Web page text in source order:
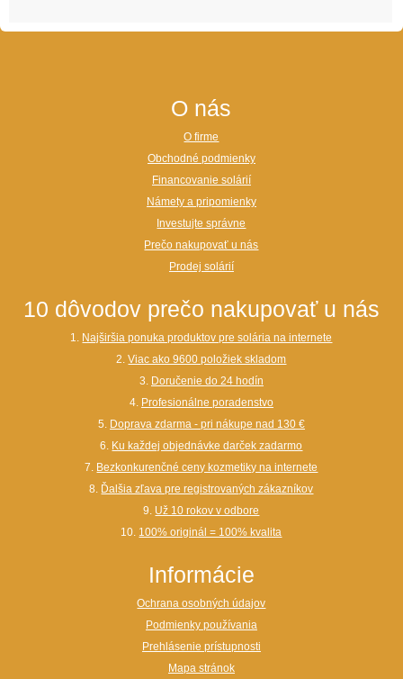
O nás
O firme
Obchodné podmienky
Financovanie solárií
Námety a pripomienky
Investujte správne
Prečo nakupovať u nás
Prodej solárií
10 dôvodov prečo nakupovať u nás
1. Najširšia ponuka produktov pre solária na internete
2.Viac ako 9600 položiek skladom
3. Doručenie do 24 hodín
4. Profesionálne poradenstvo
5. Doprava zdarma - pri nákupe nad 130 €
6. Ku každej objednávke darček zadarmo
7. Bezkonkurenčné ceny kozmetiky na internete
8. Ďalšia zľava pre registrovaných zákazníkov
9. Už 10 rokov v odbore
10. 100% originál = 100% kvalita
Informácie
Ochrana osobných údajov
Podmienky používania
Prehlásenie prístupnosti
Mapa stránok